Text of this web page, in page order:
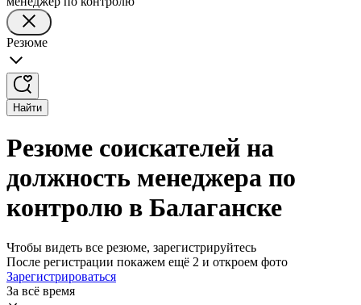
Резюме
Найти
Резюме соискателей на
должность менеджера по
контролю в Балаганске
Чтобы видеть все резюме, зарегистрируйтесь
После регистрации покажем ещё 2 и откроем фото
Зарегистрироваться
За всё время